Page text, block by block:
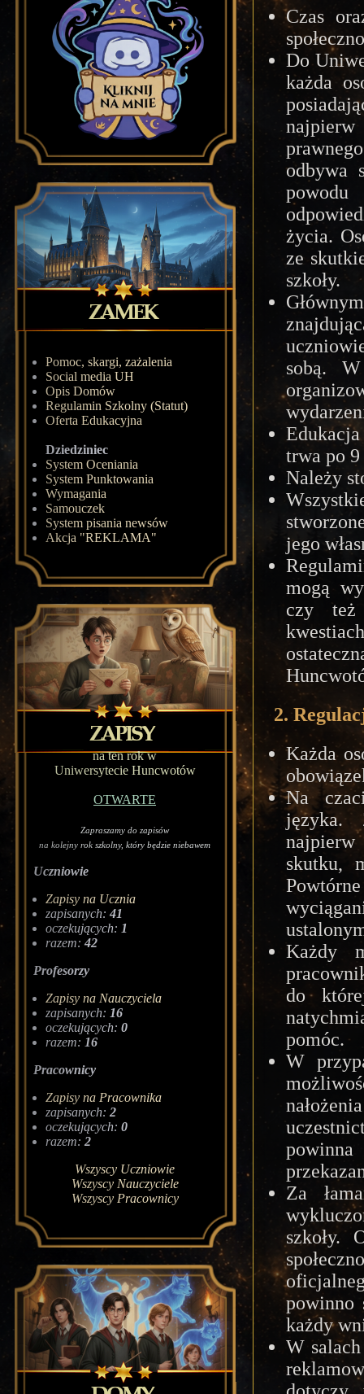
Pomoc, skargi, zażalenia
Social media UH
Opis Domów
Regulamin Szkolny (Statut)
Oferta Edukacyjna
Dziedziniec
System Oceniania
System Punktowania
Wymagania
Samouczek
System pisania newsów
Akcja "REKLAMA"
na ten rok w
Uniwersytecie Huncwotów
OTWARTE
Zapraszamy do zapisów
na kolejny rok szkolny, który będzie niebawem
Uczniowie
Zapisy na Ucznia
zapisanych: 41
oczekujących: 1
razem: 42
Profesorzy
Zapisy na Nauczyciela
zapisanych: 16
oczekujących: 0
razem: 16
Pracownicy
Zapisy na Pracownika
zapisanych: 2
oczekujących: 0
razem: 2
Wszyscy Uczniowie
Wszyscy Nauczyciele
Wszyscy Pracownicy
Czas
Do
każda
odbywa
życia.
ze
szkoły.
sobą.
trwa po
Należy
jego
mogą
czy też
2.
Każda
Na
języka.
skutku,
Każdy
do
pomóc.
W
Za
szkoły.
powinno
każdy
W